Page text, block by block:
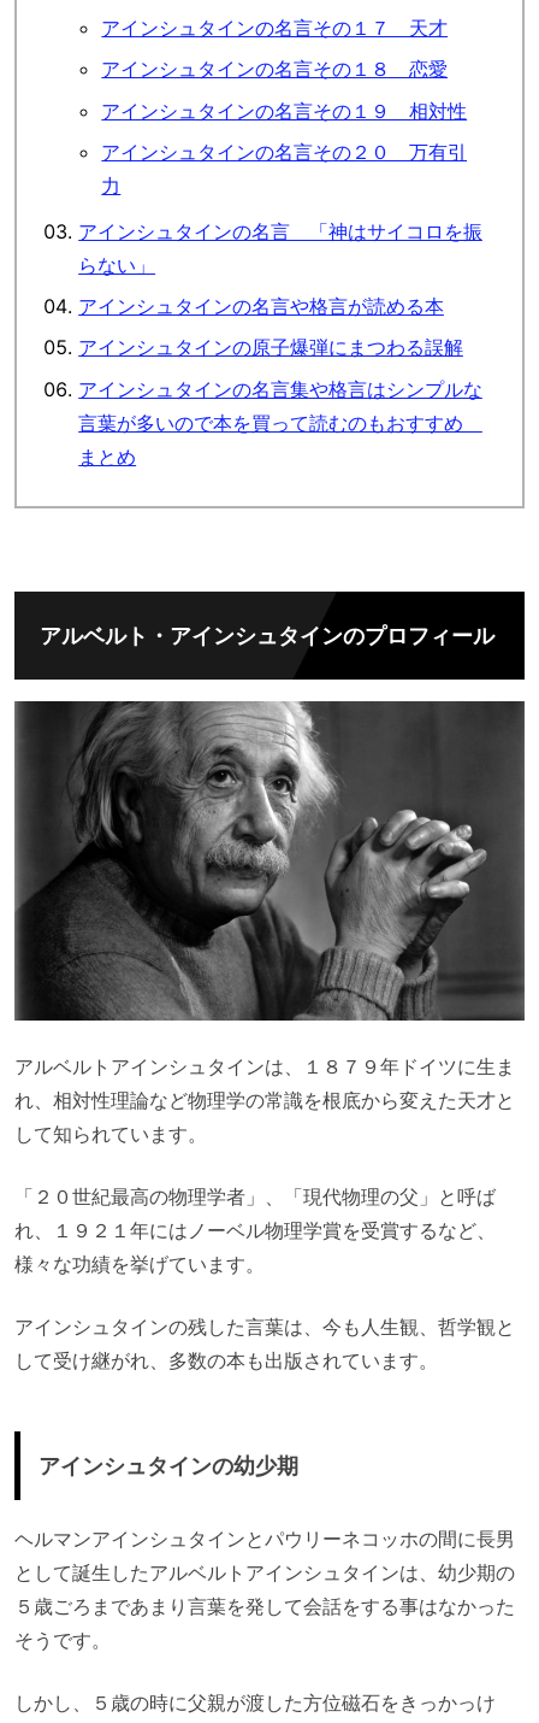
アインシュタインの名言その１７ 天才
アインシュタインの名言その１８ 恋愛
アインシュタインの名言その１９ 相対性
アインシュタインの名言その２０ 万有引
力
アインシュタインの名言 「神はサイコロを振
らない」
アインシュタインの名言や格言が読める本
アインシュタインの原子爆弾にまつわる誤解
アインシュタインの名言集や格言はシンプルな
言葉が多いので本を買って読むのもおすすめ
まとめ
アルベルト・アインシュタインのプロフィール
アルベルトアインシュタインは、１８７９年ドイツに生ま
れ、相対性理論など物理学の常識を根底から変えた天才と
して知られています。
「２０世紀最高の物理学者」、「現代物理の父」と呼ば
れ、１９２１年にはノーベル物理学賞を受賞するなど、
様々な功績を挙げています。
アインシュタインの残した言葉は、今も人生観、哲学観と
して受け継がれ、多数の本も出版されています。
アインシュタインの幼少期
ヘルマンアインシュタインとパウリーネコッホの間に長男
として誕生したアルベルトアインシュタインは、幼少期の
５歳ごろまであまり言葉を発して会話をする事はなかった
そうです。
しかし、５歳の時に父親が渡した方位磁石をきっかっけ